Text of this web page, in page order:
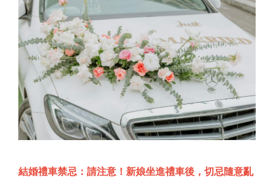
結婚禮車禁忌：請注意！新娘坐進禮車後，切忌隨意亂